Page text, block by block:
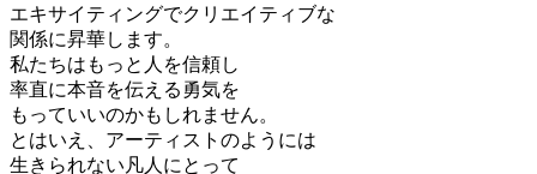
エキサイティングでクリエイティブな
関係に昇華します。
私たちはもっと人を信頼し
率直に本音を伝える勇気を
もっていいのかもしれません。
とはいえ、アーティストのようには
生きられない凡人にとって